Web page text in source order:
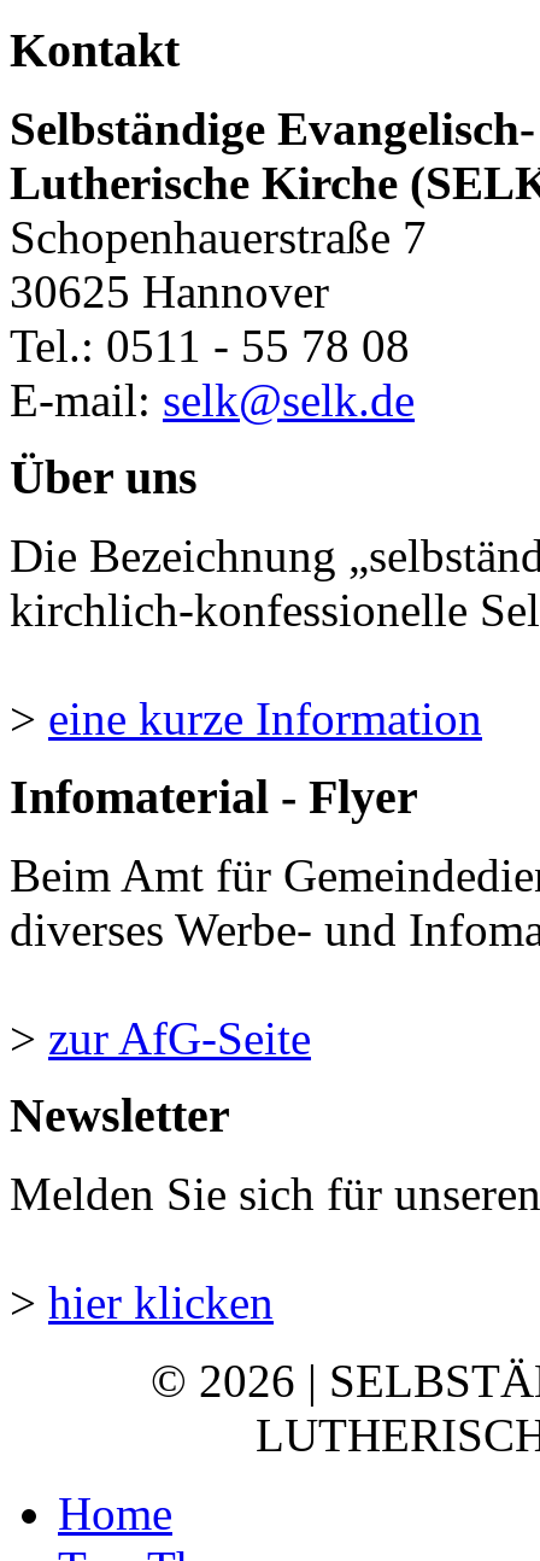
Kontakt
Selbständige Evangelisch-
Lutherische Kirche
Schopenhauerstraße 7
30625 Hannover
Tel.: 0511 - 55 78 08
E-mail: selk@selk.de
Über uns
Die Bezeichnung
kirchlich-konfessionelle
> eine kurze Information
Infomaterial - Flyer
Beim Amt für
diverses Werbe- und
> zur AfG-Seite
Newsletter
Melden Sie sich für
> hier klicken
© 2026 |
Home